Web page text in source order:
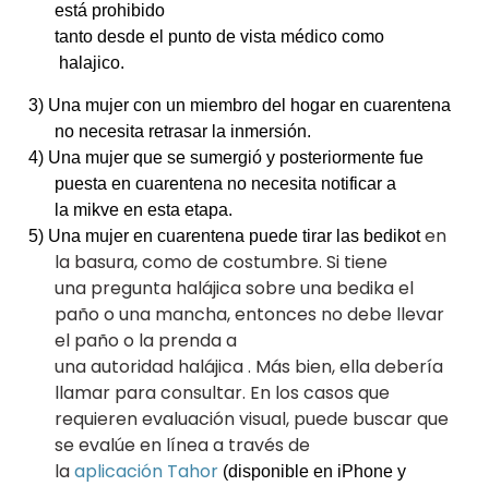
está prohibido
tanto desde el punto de vista médico como
halajico.
3) Una mujer con un miembro del hogar en cuarentena
no necesita retrasar la inmersión.
4) Una mujer que se sumergió y posteriormente fue
puesta en cuarentena no necesita notificar a
la mikve en esta etapa.
5) Una mujer en cuarentena puede tirar las bedikoten
la basura, como de costumbre. Si tiene
una pregunta halájica sobre una bedika el
paño o una mancha, entonces no debe llevar
el paño o la prenda a
una autoridad halájica . Más bien, ella debería
llamar para consultar. En los casos que
requieren evaluación visual, puede buscar que
se evalúe en línea a través de
laaplicación Tahor (disponible en iPhone y